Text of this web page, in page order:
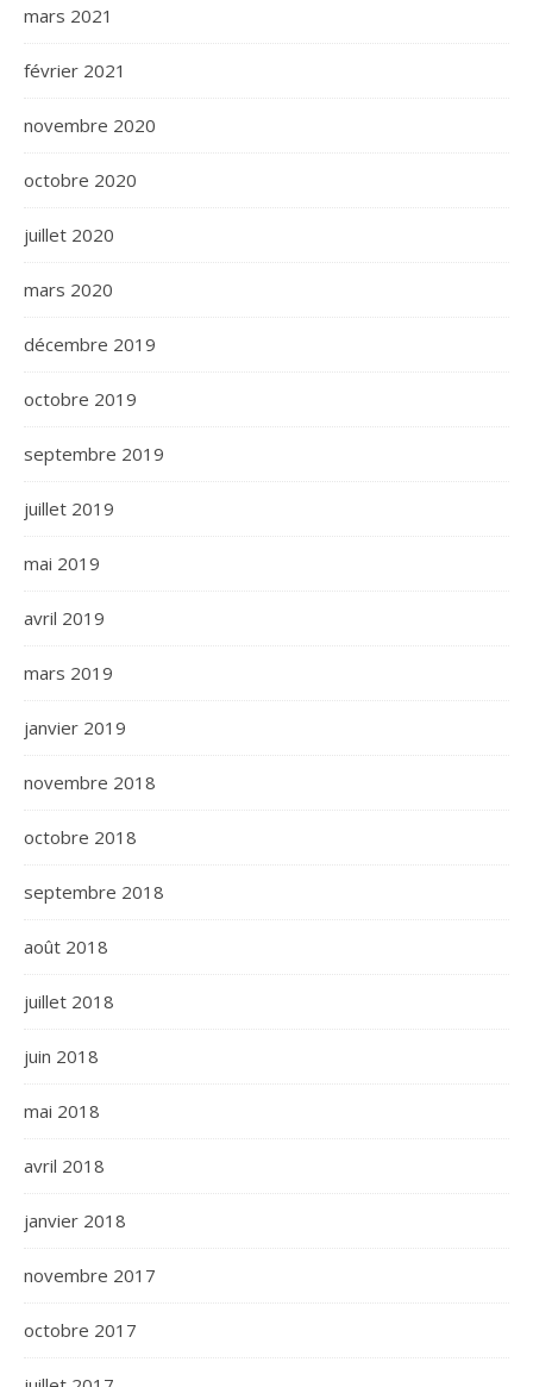
mars 2021
février 2021
novembre 2020
octobre 2020
juillet 2020
mars 2020
décembre 2019
octobre 2019
septembre 2019
juillet 2019
mai 2019
avril 2019
mars 2019
janvier 2019
novembre 2018
octobre 2018
septembre 2018
août 2018
juillet 2018
juin 2018
mai 2018
avril 2018
janvier 2018
novembre 2017
octobre 2017